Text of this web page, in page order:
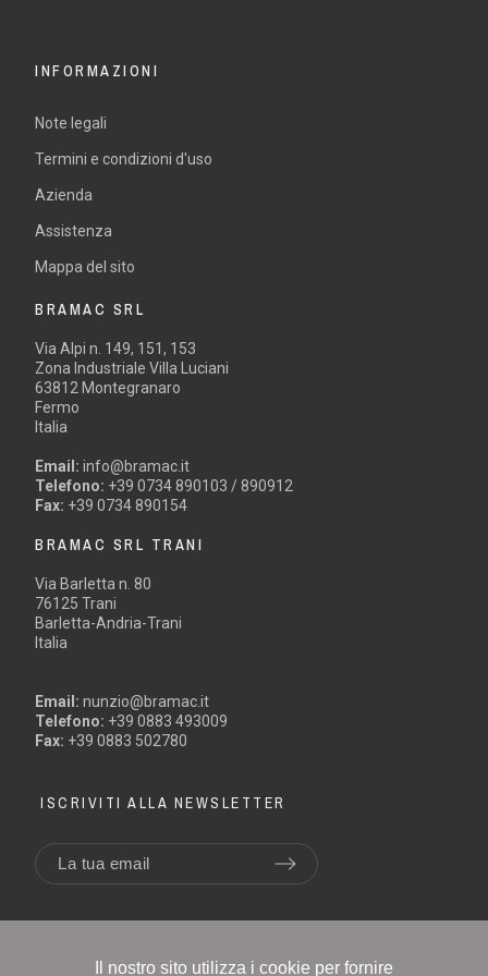
INFORMAZIONI
Note legali
Termini e condizioni d'uso
Azienda
Assistenza
Mappa del sito
BRAMAC SRL
Via Alpi n. 149, 151, 153
Zona Industriale Villa Luciani
63812 Montegranaro
Fermo
Italia
Email: info@bramac.it
Telefono: +39 0734 890103 / 890912
Fax: +39 0734 890154
BRAMAC SRL TRANI
Via Barletta n. 80
76125 Trani
Barletta-Andria-Trani
Italia
Email: nunzio@bramac.it
Telefono: +39 0883 493009
Fax: +39 0883 502780
ISCRIVITI ALLA NEWSLETTER
Il nostro sito utilizza i cookie per fornire